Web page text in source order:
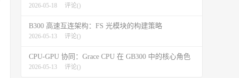
2026-05-18 评论()
B300 高速互连架构：FS 光模块的构建策略
2026-05-13 评论()
CPU-GPU 协同：Grace CPU 在 GB300 中的核心角色
2026-05-13 评论()